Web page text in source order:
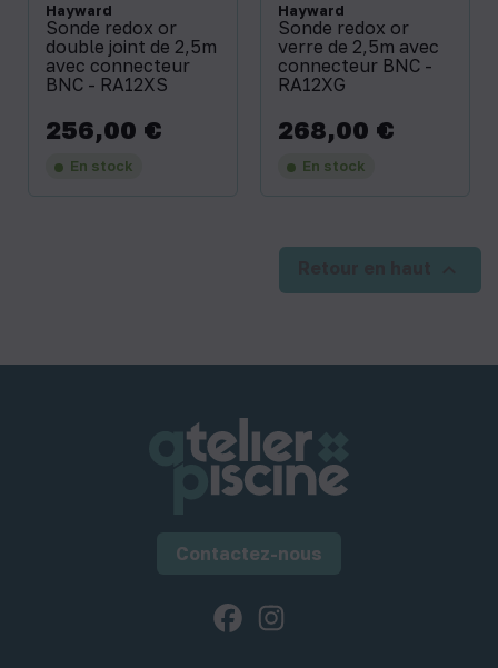
Hayward
Sonde redox or
double joint de 2,5m
avec connecteur
BNC - RA12XS
Prix
256,00 €
En stock
Hayward
Sonde redox or
verre de 2,5m avec
connecteur BNC -
RA12XG
Prix
268,00 €
En stock
Contactez-nous
Facebook